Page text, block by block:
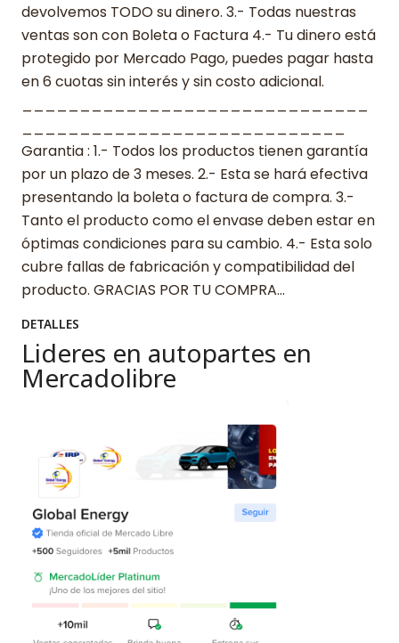
devolvemos TODO su dinero. 3.- Todas nuestras
ventas son con Boleta o Factura 4.- Tu dinero está
protegido por Mercado Pago, puedes pagar hasta
en 6 cuotas sin interés y sin costo adicional.
Garantia : 1.- Todos los productos tienen garantía
por un plazo de 3 meses. 2.- Esta se hará efectiva
presentando la boleta o factura de compra. 3.-
Tanto el producto como el envase deben estar en
óptimas condiciones para su cambio. 4.- Esta solo
cubre fallas de fabricación y compatibilidad del
producto. GRACIAS POR TU COMPRA…
DETALLES
Lideres en autopartes en
Mercadolibre